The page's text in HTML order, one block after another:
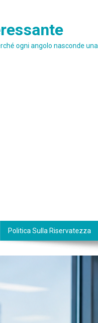
ogni angolo nasconde
Politica Sulla Riservatezza